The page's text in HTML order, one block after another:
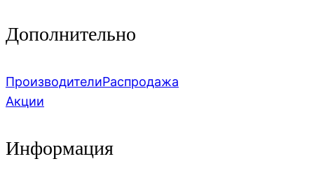
Дополнительно
ПроизводителиРаспродажа
Акции
Информация